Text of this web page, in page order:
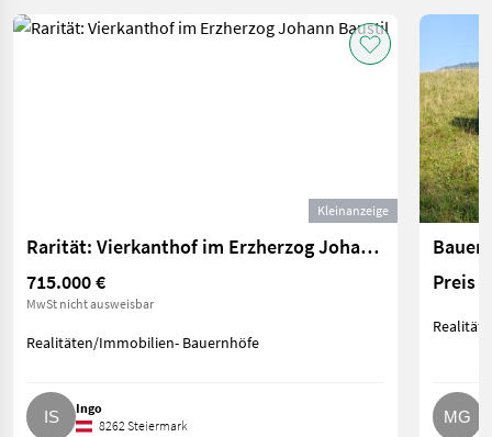
Kleinanzeige
Rarität: Vierkanthof im Erzherzog Johann Baustil
715.000 €
MwSt nicht ausweisbar
Realitäten/Immobilien- Bauernhöfe
Ingo
8262 Steiermark
Preis